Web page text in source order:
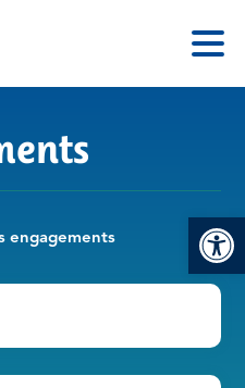
engagements